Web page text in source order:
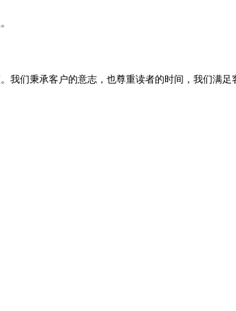
们秉承客户的意志，也尊重读者的时间，我们满